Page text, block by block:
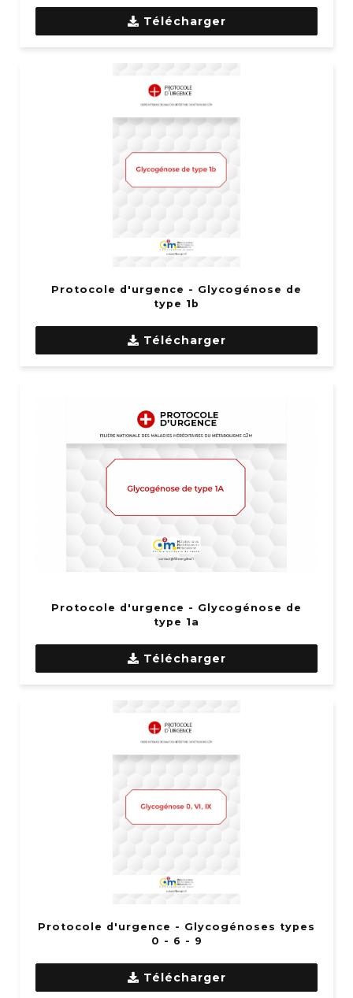
Télécharger
Protocole d'urgence - Glycogénose de
type 1b
Télécharger
Protocole d'urgence - Glycogénose de
type 1a
Télécharger
Protocole d'urgence - Glycogénoses types
0 - 6 - 9
Télécharger